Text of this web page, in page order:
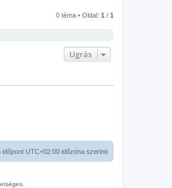
0 téma • Oldal: 1 / 1
Ugrás
időpont UTC+02:00 időzóna szerinti